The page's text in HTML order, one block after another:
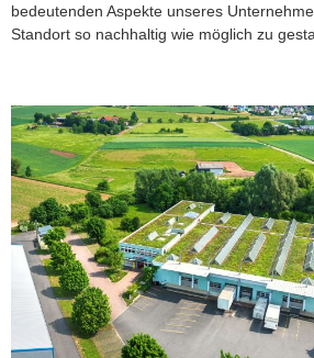
bedeutenden Aspekte unseres
Standort so nachhaltig wie möglich zu